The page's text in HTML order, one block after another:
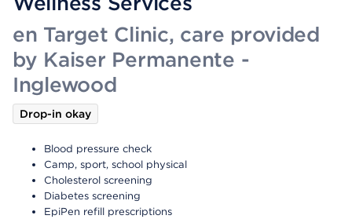
en Target Clinic, care provided
by Kaiser Permanente -
Inglewood
Drop-in okay
Blood pressure check
Camp, sport, school physical
Cholesterol screening
Diabetes screening
EpiPen refill prescriptions